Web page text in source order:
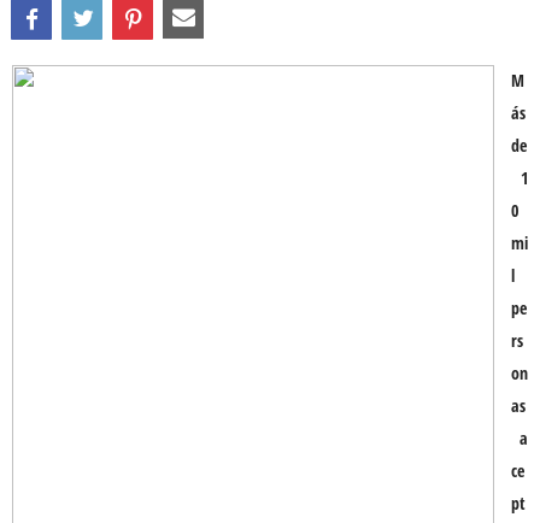
M
ás
de
1
0
mi
l
pe
rs
on
as
a
ce
pt